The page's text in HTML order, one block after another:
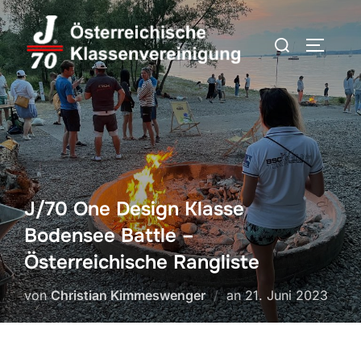
Zum
Inhalt
springen
Suchen
nach:
J/70 One Design Klasse
Bodensee Battle –
Österreichische Rangliste
vonChristian Kimmeswenger anVeröffentlicht
am
21. Juni 2023